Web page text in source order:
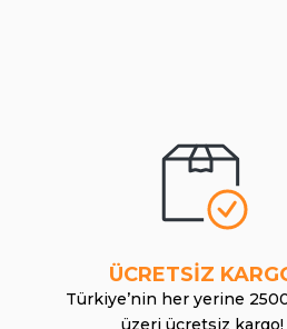
ÜCRETSİZ
Türkiye’nin her yerine
üzeri ücretsiz kargo!